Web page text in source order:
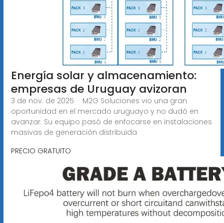
Energía solar y almacenamiento:
empresas de Uruguay avizoran
3 de nov. de 2025 · M2G Soluciones vio una gran
oportunidad en el mercado uruguayo y no dudó en
avanzar. Su equipo pasó de enfocarse en instalaciones
masivas de generación distribuida
PRECIO GRATUITO